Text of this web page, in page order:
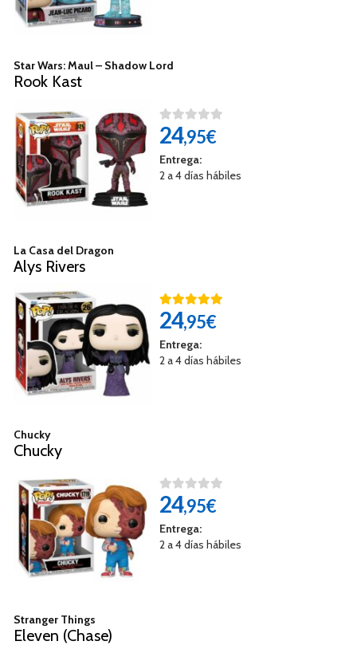
Star Wars: Maul – Shadow Lord
Rook Kast
24,95€
Entrega:
2 a 4 días hábiles
La Casa del Dragon
Alys Rivers
24,95€
Entrega:
2 a 4 días hábiles
Chucky
Chucky
24,95€
Entrega:
2 a 4 días hábiles
Stranger Things
Eleven (Chase)